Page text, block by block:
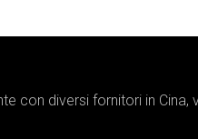
con diversi fornitori in